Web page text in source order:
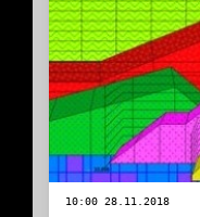
10:00 28.11.2018